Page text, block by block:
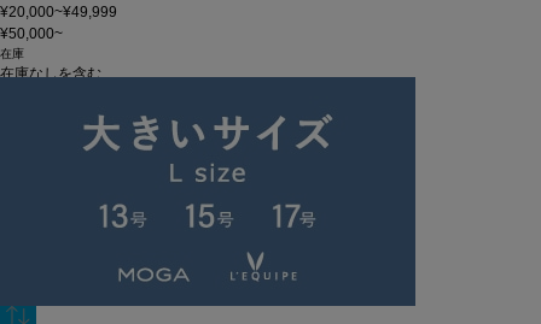
¥20,000~¥49,999
¥50,000~
在庫
在庫なしを含む